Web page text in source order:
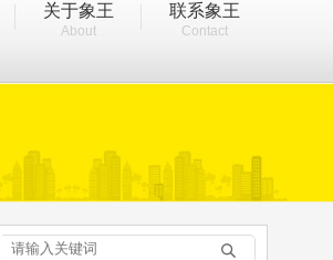
关于象王
About
联系象王
Contact
